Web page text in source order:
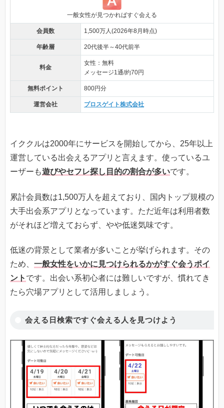
一般女性が見つかればすぐ会える
会員数 1,500万人(2026年8月時点)
年齢層 20代後半～40代前半
料金
女性：無料
メッセージ1通/約70円
無料ポイント 800円分
運営会社 プロスゲイト株式会社
イククルは2000年にサービスを開始してから、25年以上
運営している出会えるアプリと言えます。使っているユ
ーザーも遊びやセフレ探し目的の割合が多いです。
累計会員数は1,500万人を超えており、国内トップ規模の
大手出会系アプリとなっています。ただ近年は利用者数
がそれほど増えておらず、やや低迷気味です。
低迷の背景として業者が多いことが挙げられます。その
ため、 一般女性をいかに見つけられるかがすぐ会うポイ
ント です。出会い系初心者には難しいですが、慣れてき
たら穴場アプリとして活用しましょう。
会える日検索ですぐ会える人を見つけよう